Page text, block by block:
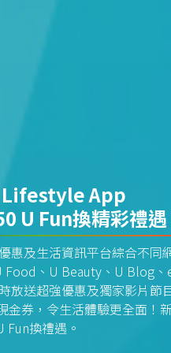
Lifestyle App
U Fun換精彩禮遇
惠及生活資訊平台綜合不同
Food、U Beauty、U Blog、
放送超強優惠及獨家影片節
金券，令生活體驗更全面！
Fun換禮遇。